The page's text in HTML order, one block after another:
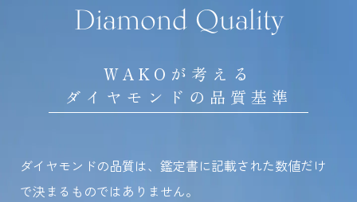
Diamond Quality
WAKOが考える
ダイヤモンドの品質基準
ダイヤモンドの品質は、鑑定書に記載された数値だけ
で決まるものではありません。